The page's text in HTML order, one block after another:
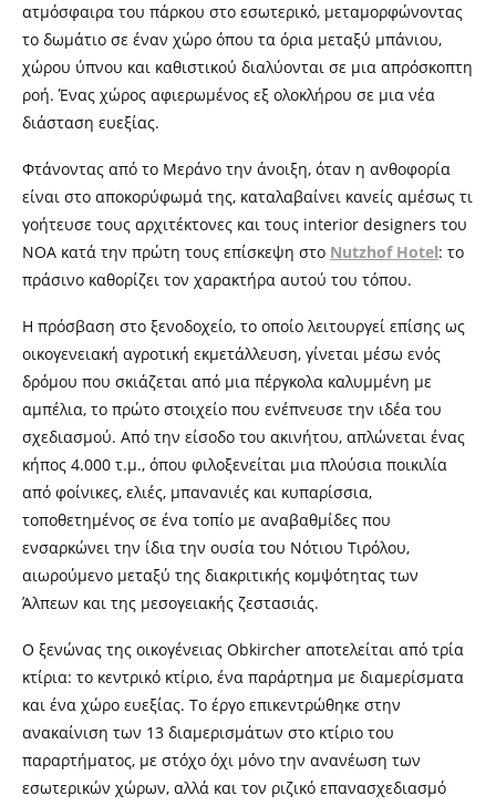
ατμόσφαιρα του πάρκου στο εσωτερικό, μεταμορφώνοντας
το δωμάτιο σε έναν χώρο όπου τα όρια μεταξύ μπάνιου,
χώρου ύπνου και καθιστικού διαλύονται σε μια απρόσκοπτη
ροή. Ένας χώρος αφιερωμένος εξ ολοκλήρου σε μια νέα
διάσταση ευεξίας.
Φτάνοντας από το Μεράνο την άνοιξη, όταν η ανθοφορία
είναι στο αποκορύφωμά της, καταλαβαίνει κανείς αμέσως τι
γοήτευσε τους αρχιτέκτονες και τους interior designers του
NOA κατά την πρώτη τους επίσκεψη στο Nutzhof Hotel: το
πράσινο καθορίζει τον χαρακτήρα αυτού του τόπου.
Η πρόσβαση στο ξενοδοχείο, το οποίο λειτουργεί επίσης ως
οικογενειακή αγροτική εκμετάλλευση, γίνεται μέσω ενός
δρόμου που σκιάζεται από μια πέργκολα καλυμμένη με
αμπέλια, το πρώτο στοιχείο που ενέπνευσε την ιδέα του
σχεδιασμού. Από την είσοδο του ακινήτου, απλώνεται ένας
κήπος 4.000 τ.μ., όπου φιλοξενείται μια πλούσια ποικιλία
από φοίνικες, ελιές, μπανανιές και κυπαρίσσια,
τοποθετημένος σε ένα τοπίο με αναβαθμίδες που
ενσαρκώνει την ίδια την ουσία του Νότιου Τιρόλου,
αιωρούμενο μεταξύ της διακριτικής κομψότητας των
Άλπεων και της μεσογειακής ζεστασιάς.
Ο ξενώνας της οικογένειας Obkircher αποτελείται από τρία
κτίρια: το κεντρικό κτίριο, ένα παράρτημα με διαμερίσματα
και ένα χώρο ευεξίας. Το έργο επικεντρώθηκε στην
ανακαίνιση των 13 διαμερισμάτων στο κτίριο του
παραρτήματος, με στόχο όχι μόνο την ανανέωση των
εσωτερικών χώρων, αλλά και τον ριζικό επανασχεδιασμό